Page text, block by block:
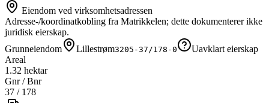
Eiendom ved virksomhetsadressen
Adresse-/koordinatkobling fra Matrikkelen; dette dokumenterer ikke
juridisk eierskap.
Grunneiendom
Lillestrøm3205-37/178-0
Uavklart eierskap
Areal
1.32 hektar
Gnr / Bnr
37 / 178